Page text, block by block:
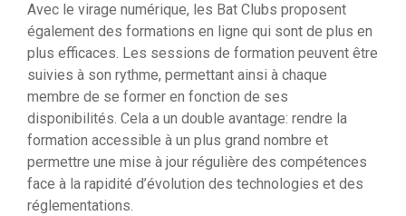
Avec le virage numérique, les Bat Clubs proposent
également des formations en ligne qui sont de plus en
plus efficaces. Les sessions de formation peuvent être
suivies à son rythme, permettant ainsi à chaque
membre de se former en fonction de ses
disponibilités. Cela a un double avantage: rendre la
formation accessible à un plus grand nombre et
permettre une mise à jour régulière des compétences
face à la rapidité d’évolution des technologies et des
réglementations.